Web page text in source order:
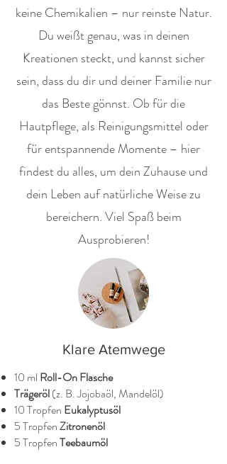
keine Chemikalien – nur reinste Natur.
Du weißt genau, was in deinen
Kreationen steckt, und kannst sicher
sein, dass du dir und deiner Familie nur
das Beste gönnst. Ob für die
Hautpflege, als Reinigungsmittel oder
für entspannende Momente – hier
findest du alles, um dein Zuhause und
dein Leben auf natürliche Weise zu
bereichern. Viel Spaß beim
Ausprobieren!
Klare Atemwege
10 ml Roll-On Flasche
Trägeröl(z. B. Jojobaöl, Mandelöl)
10 Tropfen Eukalyptusöl
5 TropfenZitronenöl
5 TropfenTeebaumöl